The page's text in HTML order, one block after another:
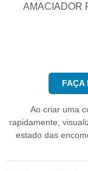
AMACIADOR
FAÇA
Ao criar uma
rapidamente,
estado das